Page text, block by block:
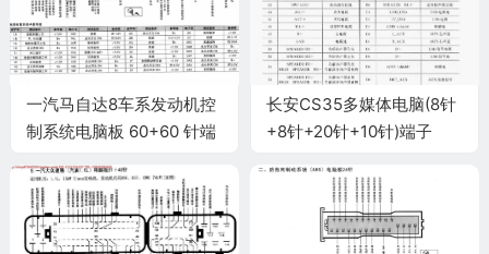
一汽马自达8车系发动机控
制系统电脑板 60+60 针端
长安CS35多媒体电脑(8针
+8针+20针+10针)端子